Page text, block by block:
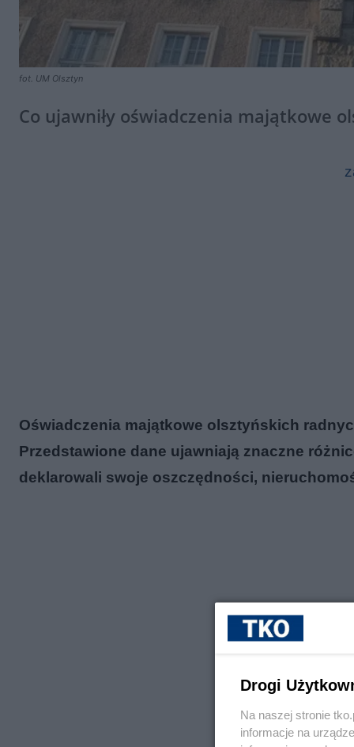
fot. UM Olsztyn
Co ujawniły oświadczenia majątkowe
Oświadczenia majątkowe olsztyńskich
Przedstawione dane ujawniają znaczne
deklarowali swoje oszczędności,
Drogi
Na naszej stronie
informacje na